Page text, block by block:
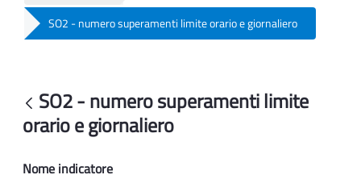
SO2 - numero superamenti limite orario e giornaliero
Back
SO2 - numero superamenti limite
orario e giornaliero
Nome indicatore